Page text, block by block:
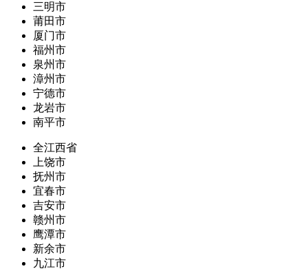
三明市
莆田市
厦门市
福州市
泉州市
漳州市
宁德市
龙岩市
南平市
全江西省
上饶市
抚州市
宜春市
吉安市
赣州市
鹰潭市
新余市
九江市